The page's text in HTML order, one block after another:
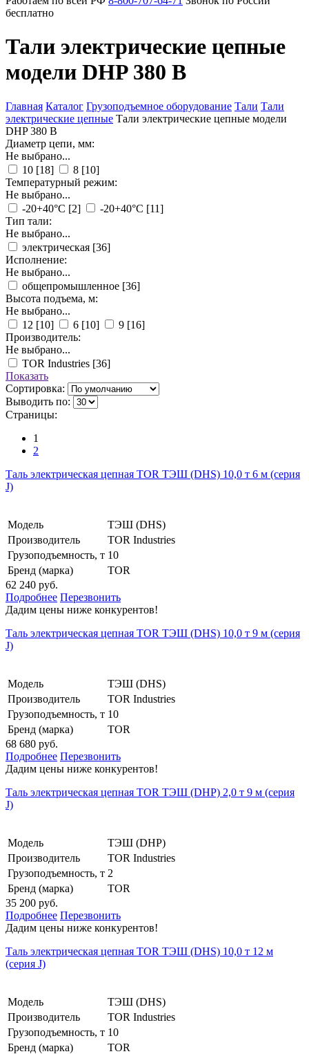
бесплатно
Тали электрические цепные
модели DHP 380 В
Главная Каталог Грузоподъемное оборудование Тали Тали
электрические цепные Тали электрические цепные модели
DHP 380 В
Диаметр цепи, мм:
Не выбрано...
10 [18] 8 [10]
Температурный режим:
Не выбрано...
-20+40°C [2] -20+40°С [11]
Тип тали:
Не выбрано...
электрическая [36]
Исполнение:
Не выбрано...
общепромышленное [36]
Высота подъема, м:
Не выбрано...
12 [10] 6 [10] 9 [16]
Производитель:
Не выбрано...
TOR Industries [36]
Показать
Сортировка:
Выводить по:
Страницы:
1
2
Таль электрическая цепная TOR ТЭШ (DHS) 10,0 т 6 м (серия
J)
Модель
ТЭШ (DHS)
Производитель
TOR Industries
Грузоподъемность, т 10
Бренд (марка)
TOR
62 240 руб.
Подробнее Перезвонить
Дадим цены ниже конкурентов!
Таль электрическая цепная TOR ТЭШ (DHS) 10,0 т 9 м (серия
J)
Модель
ТЭШ (DHS)
Производитель
TOR Industries
Грузоподъемность, т 10
Бренд (марка)
TOR
68 680 руб.
Подробнее Перезвонить
Дадим цены ниже конкурентов!
Таль электрическая цепная TOR ТЭШ (DHP) 2,0 т 9 м (серия
J)
Модель
ТЭШ (DHP)
Производитель
TOR Industries
Грузоподъемность, т 2
Бренд (марка)
TOR
35 200 руб.
Подробнее Перезвонить
Дадим цены ниже конкурентов!
Таль электрическая цепная TOR ТЭШ (DHS) 10,0 т 12 м
(серия J)
Модель
ТЭШ (DHS)
Производитель
TOR Industries
Грузоподъемность, т 10
Бренд (марка)
TOR